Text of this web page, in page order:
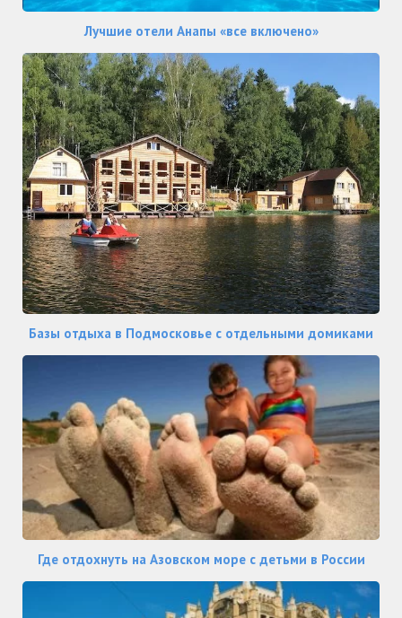
Лучшие отели Анапы «все включено»
Базы отдыха в Подмосковье с отдельными домиками
Где отдохнуть на Азовском море с детьми в России